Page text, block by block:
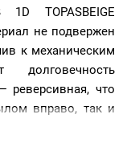
TOPASBEIGE
не подвержен
к механическим
долговечность
реверсивная, что
вправо, так и